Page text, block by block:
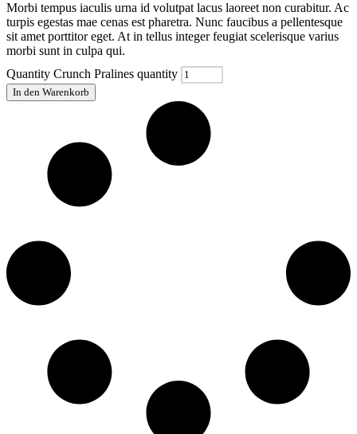
Morbi tempus iaculis urna id volutpat lacus laoreet non curabitur. Ac
turpis egestas mae cenas est pharetra. Nunc faucibus a pellentesque
sit amet porttitor eget. At in tellus integer feugiat scelerisque varius
morbi sunt in culpa qui.
Quantity Crunch Pralines quantity
In den Warenkorb